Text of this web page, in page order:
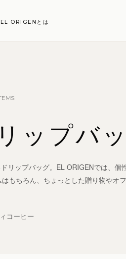
EL ORIGENとは
ップバ
リップバッグ。EL ORIGENでは、個
もちろん、ちょっとした贈り物やオ
コーヒー